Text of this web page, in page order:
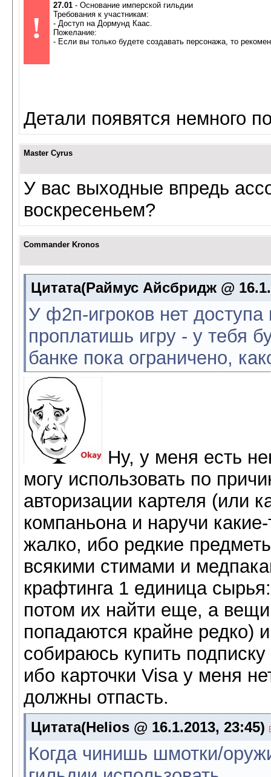
!
27.01 - Основание имперской гильдии
Требования к участникам:
- Доступ на Дормунд Каас.
Пожелание:
- Если вы только будете создавать персонажа, то
Детали появятся немного
Master Cyrus
У вас выходные впредь
воскресеньем?
Commander Kronos
Цитата(Раймус Айсбридж @
У ф2п-игроков нет доступа
проплатишь игру - у тебя
банке пока ограничено,
Ну, у меня есть
могу использовать по
авторизации картеля (или
компаньона и наручи
жалко, ибо редкие
всякими стимами и
крафтинга 1 единица
потом их найти еще, а
попадаются крайне редко)
собираюсь купить
ибо карточки Visa у меня
должны отпасть.
Цитата(Helios @ 16.1.2013, 23:45)
Когда чинишь шмотки/